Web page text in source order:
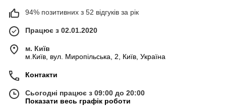
94% позитивних з 52 відгуків за рік
Працює з 02.01.2020
м. Київ
м.Київ, вул. Миропільська, 2, Київ, Україна
Контакти
Сьогодні працює з 09:00 до 20:00
Показати весь графік роботи